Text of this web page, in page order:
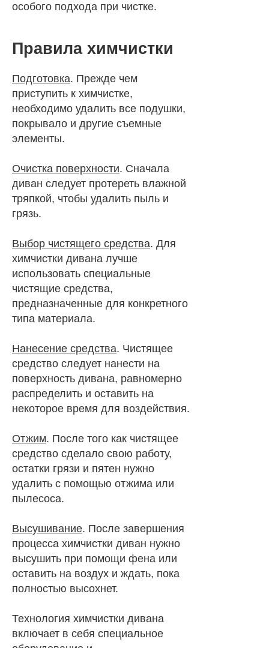
особого подхода при чистке.
Правила химчистки
Подготовка. Прежде чем
приступить к химчистке,
необходимо удалить все подушки,
покрывало и другие съемные
элементы.
Очистка поверхности. Сначала
диван следует протереть влажной
тряпкой, чтобы удалить пыль и
грязь.
Выбор чистящего средства. Для
химчистки дивана лучше
использовать специальные
чистящие средства,
предназначенные для конкретного
типа материала.
Нанесение средства. Чистящее
средство следует нанести на
поверхность дивана, равномерно
распределить и оставить на
некоторое время для воздействия.
Отжим. После того как чистящее
средство сделало свою работу,
остатки грязи и пятен нужно
удалить с помощью отжима или
пылесоса.
Высушивание. После завершения
процесса химчистки диван нужно
высушить при помощи фена или
оставить на воздух и ждать, пока
полностью высохнет.
Технология химчистки дивана
включает в себя специальное